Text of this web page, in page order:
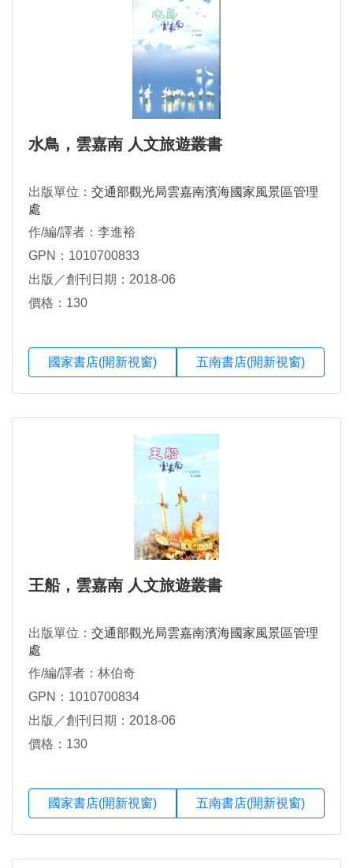
水鳥，雲嘉南 人文旅遊叢書
出版單位： 交通部觀光局雲嘉南濱海國家風景區管理
處
作/編/譯者：李進裕
GPN：1010700833
出版／創刊日期：2018-06
價格：130
國家書店(開新視窗) 五南書店(開新視窗)
王船，雲嘉南 人文旅遊叢書
出版單位： 交通部觀光局雲嘉南濱海國家風景區管理
處
作/編/譯者：林伯奇
GPN：1010700834
出版／創刊日期：2018-06
價格：130
國家書店(開新視窗) 五南書店(開新視窗)